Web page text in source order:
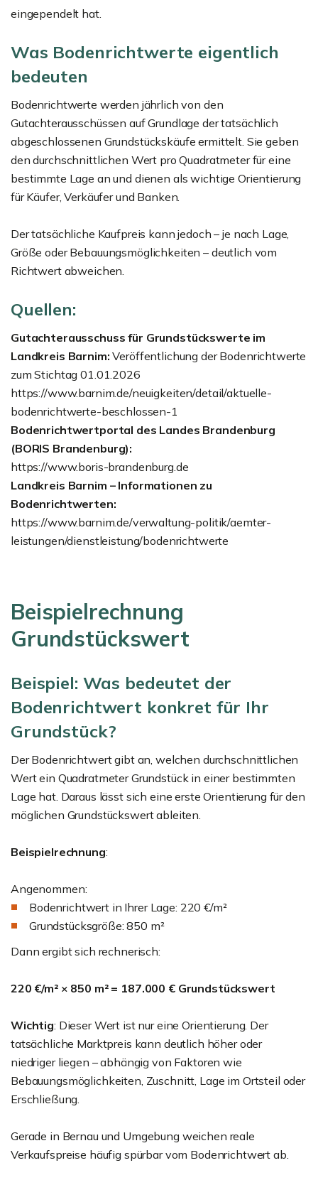
eingependelt hat.
Was Bodenrichtwerte eigentlich
bedeuten
Bodenrichtwerte werden jährlich von den
Gutachterausschüssen auf Grundlage der tatsächlich
abgeschlossenen Grundstückskäufe ermittelt. Sie geben
den durchschnittlichen Wert pro Quadratmeter für eine
bestimmte Lage an und dienen als wichtige Orientierung
für Käufer, Verkäufer und Banken.
Der tatsächliche Kaufpreis kann jedoch – je nach Lage,
Größe oder Bebauungsmöglichkeiten – deutlich vom
Richtwert abweichen.
Quellen:
Gutachterausschuss für Grundstückswerte im
Landkreis Barnim: Veröffentlichung der Bodenrichtwerte
zum Stichtag 01.01.2026
https://www.barnim.de/neuigkeiten/detail/aktuelle-
bodenrichtwerte-beschlossen-1
Bodenrichtwertportal des Landes Brandenburg
(BORIS Brandenburg):
https://www.boris-brandenburg.de
Landkreis Barnim – Informationen zu
Bodenrichtwerten:
https://www.barnim.de/verwaltung-politik/aemter-
leistungen/dienstleistung/bodenrichtwerte
Beispielrechnung
Grundstückswert
Beispiel: Was bedeutet der
Bodenrichtwert konkret für Ihr
Grundstück?
Der Bodenrichtwert gibt an, welchen durchschnittlichen
Wert ein Quadratmeter Grundstück in einer bestimmten
Lage hat. Daraus lässt sich eine erste Orientierung für den
möglichen Grundstückswert ableiten.
Beispielrechnung:
Angenommen:
Bodenrichtwert in Ihrer Lage: 220 €/m²
Grundstücksgröße: 850 m²
Dann ergibt sich rechnerisch:
220 €/m² × 850 m² = 187.000 € Grundstückswert
Wichtig: Dieser Wert ist nur eine Orientierung. Der
tatsächliche Marktpreis kann deutlich höher oder
niedriger liegen – abhängig von Faktoren wie
Bebauungsmöglichkeiten, Zuschnitt, Lage im Ortsteil oder
Erschließung.
Gerade in Bernau und Umgebung weichen reale
Verkaufspreise häufig spürbar vom Bodenrichtwert ab.